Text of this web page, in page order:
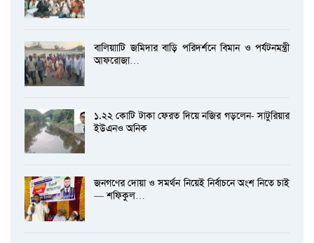
বালিয়াাটি জমিদার বাড়ি পরিদর্শনে বিমান ও পর্যটনমন্ত্রী
আফরোজা…
১.২২ কোটি টাকা ফেরত দিয়ে নজির গড়লেন- সাটুরিয়ার
ইউএনও অনিক
জনগণের দোয়া ও সমর্থন নিয়েই নির্বাচনে অংশ নিতে চাই
— শফিকুল…